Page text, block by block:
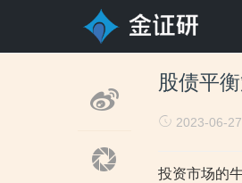
股债平
2023-06-
投资市场的